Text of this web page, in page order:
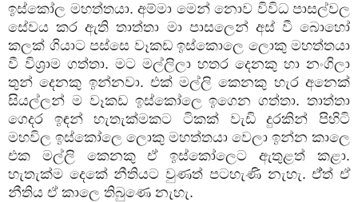
ඉස්කෝල මහත්තයා. අම්මා මෙන් නොව විවිධ පාසල්වල
සේවය කර ඇති තාත්තා මා පාසලෙන් අස් වී බොහෝ
කලක් ගියාට පස්සෙ වෑකඩ ඉස්කොලෙ ලොකු මහත්තයා
වී විශ්‍රාම ගත්තා. මට මල්ලිලා හතර දෙනකු හා නංගිලා
තුන් දෙනකු ඉන්නවා. එක් මල්ලි කෙනකු හැර අනෙක්
සියල්ලන් ම වෑකඩ ඉස්කෝලෙ ඉගෙන ගත්තා. තාත්තා
ගෙදර ඉඳන් හැතැක්මකට ටිකක් වැඩි දුරකින් පිහිටි
මහවිල ඉස්කෝලෙ ලොකු මහත්තයා වෙලා ඉන්න කාලෙ
එක මල්ලි කෙනකු ඒ ඉස්කෝලෙට ඇතුළත් කළා.
හැතැක්ම දෙකේ නීතියට වුණත් පටහැණි නැහැ. ඒ්ත් ඒ
නීතිය ඒ කාලෙ තිබුණෙ නැහැ.